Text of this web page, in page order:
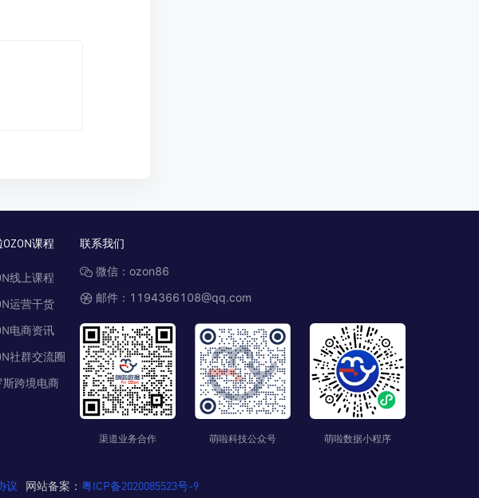
课程
线上课程
运营干货
电商资讯
社群交流圈
斯跨境电商
联系我们
微信：ozon86
邮件：1194366108@qq.com
渠道业务合作 萌啦科技公众号 萌啦数据小程序
议 网站备案： 粤ICP备2020085523号-9